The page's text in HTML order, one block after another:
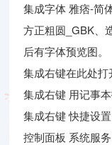
集成字体 雅痞-简
方正粗圆_GBK、
后有字体预览图。
集成右键在此处打
集成右键 用记事
集成右键 快捷设
控制面板 系统服